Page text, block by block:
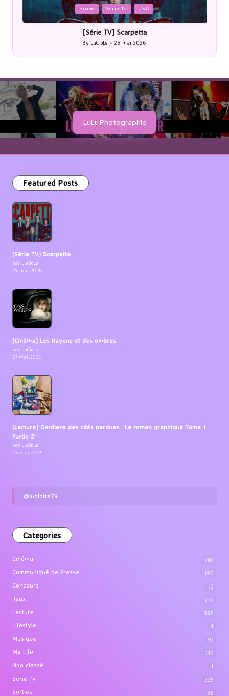
USA
Posted
in
by
LuLu Photographie
Featured Posts
[Série TV] Scarpetta
par LuCioLe
29 mai 2026
[Cinéma] Les Rayons et des ombres
par LuCioLe
27 mai 2026
[Lecture] Gardiens des cités perdues : Le roman graphique Tome 1
Partie 2
par LuCioLe
25 mai 2026
@lupiotte79
Categories
Cinéma 749
Communiqué de Presse 190
Concours 12
Jeux 279
Lecture 895
Lifestyle 4
Musique 91
My Life 110
Non classé 1
Serie Tv 335
Sorties 38